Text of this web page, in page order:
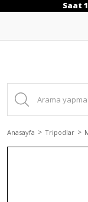
Saat
Anasayfa Tripodlar